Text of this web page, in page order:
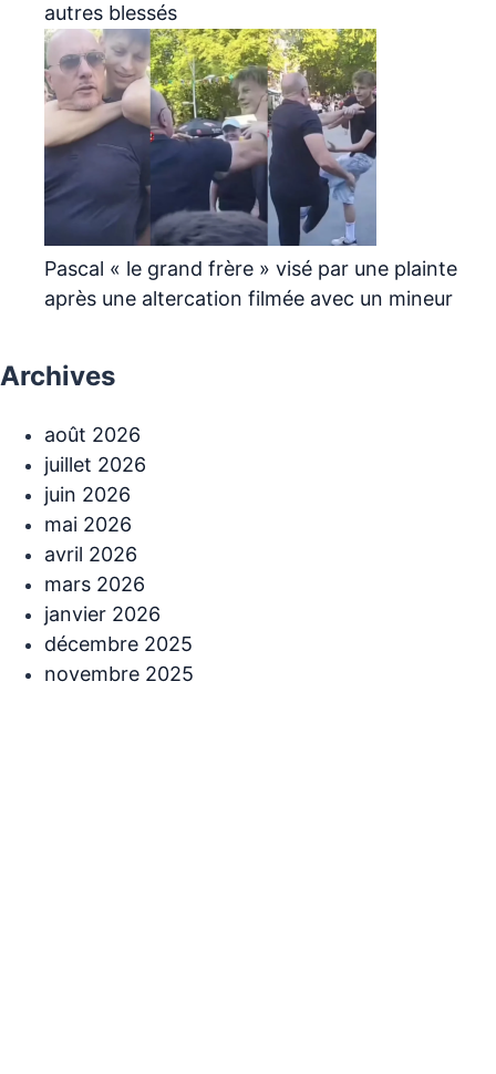
autres blessés
Pascal « le grand frère » visé par une plainte
après une altercation filmée avec un mineur
Archives
août 2026
juillet 2026
juin 2026
mai 2026
avril 2026
mars 2026
janvier 2026
décembre 2025
novembre 2025